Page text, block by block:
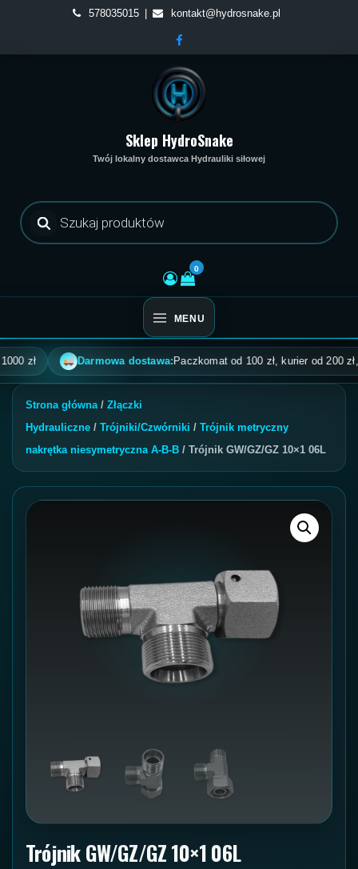
content
578035015 kontakt@hydrosnake.pl
Sklep HydroSnake
Twój lokalny dostawca Hydrauliki siłowej
Wyszukiwarka
produktów
0
MENU
Darmowa dostawa:Paczkomat od 100 zł, kurier od 200 zł,
Strona główna/ Złączki
Hydrauliczne / Trójniki/Czwórniki / Trójnik metryczny
nakrętka niesymetryczna A-B-B / Trójnik GW/GZ/GZ 10×1 06L
Trójnik GW/GZ/GZ 10×1 06L